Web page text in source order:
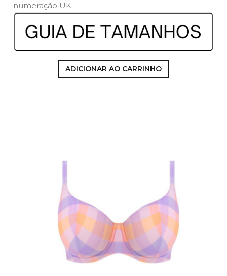
numeração UK.
ADICIONAR AO CARRINHO